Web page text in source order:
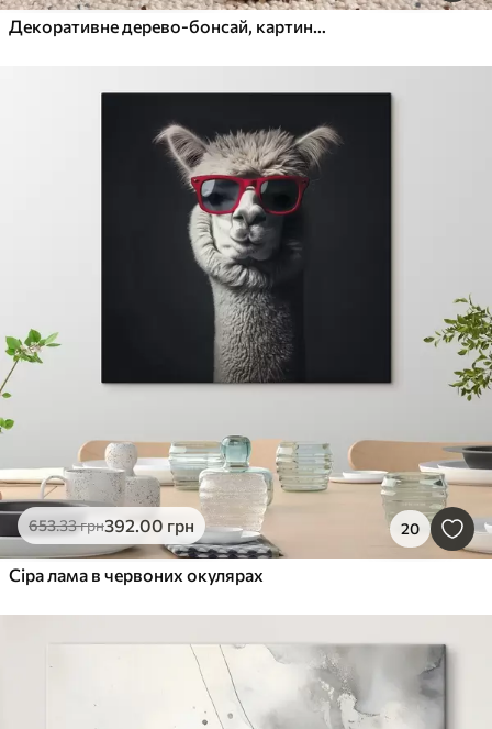
Декоративне дерево-бонсай, картина в стилі абстрактного мистецтва
653.33грн392.00 грн 20
Сіра лама в червоних окулярах